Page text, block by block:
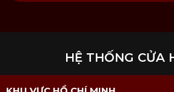
khách hàng sẽ yên tâm khi nhận
bảo hành và dịch vụ hậu mãi
HỆ THỐNG CỬA